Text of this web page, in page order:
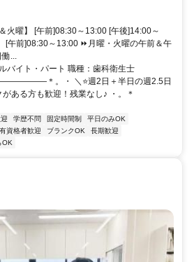
火曜】 [午前]08:30～13:00 [午後]14:00～
[午前]08:30～13:00 ⏩月曜・火曜の午前＆午
...
バイト・パート 職種：歯科衛生士
＊。・ ＼⭐週2日＋半日の週2.5日
がある方も歓迎！残業なし♪ ・。＊
学歴不問 固定時間制
平日のみOK
有資格者歓迎 ブランクOK
長期歓迎
OK